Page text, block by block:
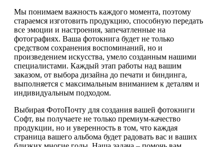
Мы понимаем важность каждого момента, поэтому
стараемся изготовить продукцию, способную передать
все эмоции и настроения, запечатленные на
фотографиях. Ваша фотокнига будет не только
средством сохранения воспоминаний, но и
произведением искусства, умело созданным нашими
специалистами. Каждый этап работы над вашим
заказом, от выбора дизайна до печати и биндинга,
выполняется с максимальным вниманием к деталям и
индивидуальным подходом.
Выбирая ФотоПочту для создания вашей фотокниги
Софт, вы получаете не только премиум-качество
продукции, но и уверенность в том, что каждая
страница вашего альбома будет радовать вас и ваших